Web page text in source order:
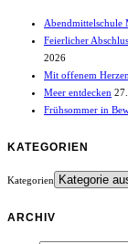
Abendmittelschule
Feierlicher
2026
Mit offenem
Meer entdecken
Frühsommer in
KATEGORIEN
Kategorien
ARCHIV